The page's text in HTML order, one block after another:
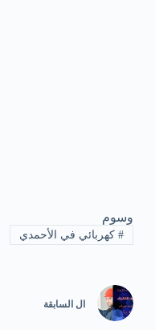
وسوم
#كهربائي في الأحمدي
ال السابقة